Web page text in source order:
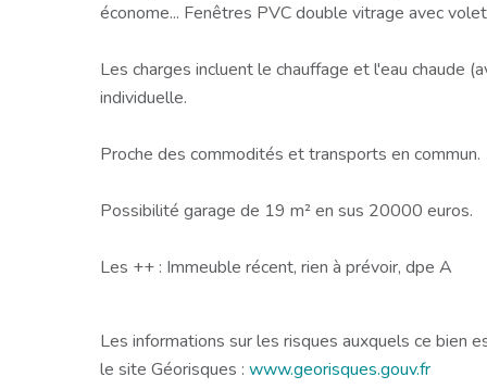
économe... Fenêtres PVC double vitrage avec
Les charges incluent le chauffage et l'eau chaude
individuelle.
Proche des commodités et transports en commun.
Possibilité garage de 19 m² en sus 20000 euros.
Les ++ : Immeuble récent, rien à prévoir, dpe A
Les informations sur les risques auxquels ce bien
le site Géorisques : www.georisques.gouv.fr